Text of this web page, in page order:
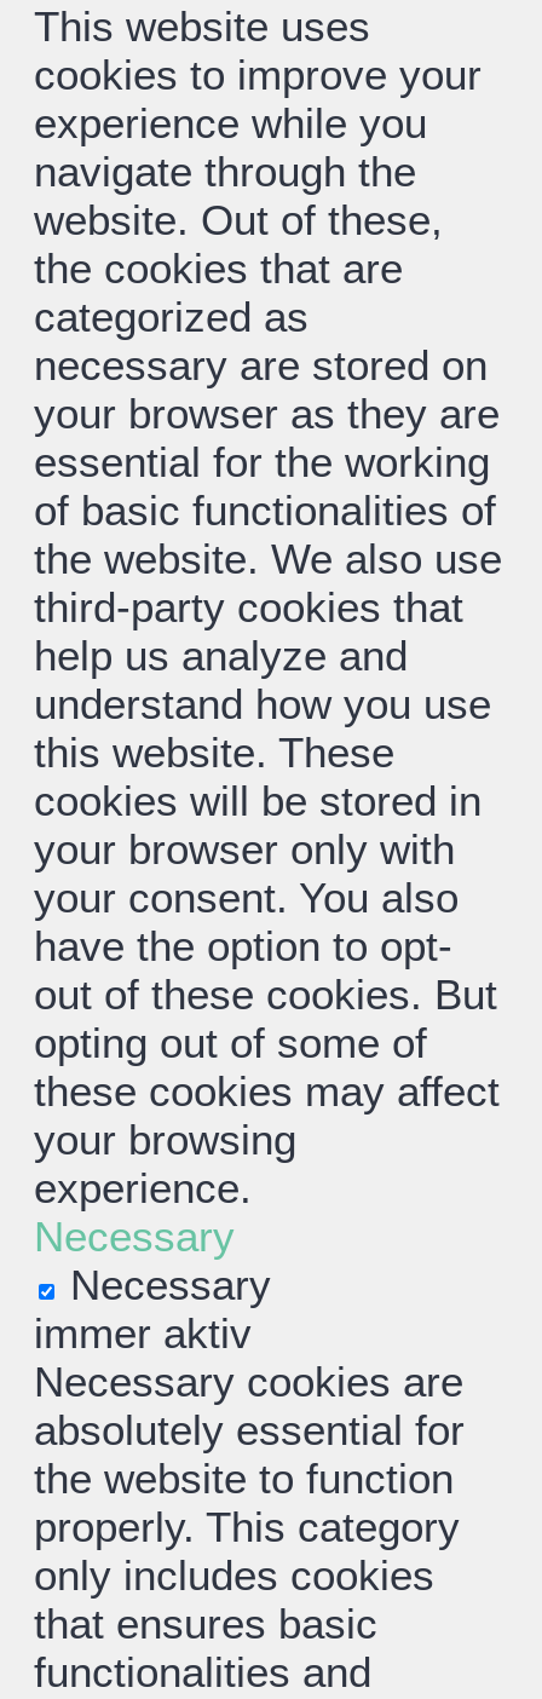
This website uses
cookies to improve your
experience while you
navigate through the
website. Out of these,
the cookies that are
categorized as
necessary are stored on
your browser as they are
essential for the working
of basic functionalities of
the website. We also use
third-party cookies that
help us analyze and
understand how you use
this website. These
cookies will be stored in
your browser only with
your consent. You also
have the option to opt-
out of these cookies. But
opting out of some of
these cookies may affect
your browsing
experience.
Necessary
Necessary
immer aktiv
Necessary cookies are
absolutely essential for
the website to function
properly. This category
only includes cookies
that ensures basic
functionalities and